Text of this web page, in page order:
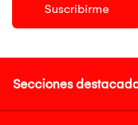
Suscribirme
Secciones